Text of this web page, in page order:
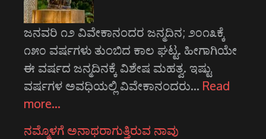
ಜನವರಿ ೧೨ ವಿವೇಕಾನಂದರ ಜನ್ಮದಿನ; ೨೦೧೩ಕ್ಕೆ
೧೫೦ ವರ್ಷಗಳು ತುಂಬಿದ ಕಾಲ ಘಟ್ಟ. ಹೀಗಾಗಿಯೇ
ಈ ವರ್ಷದ ಜನ್ಮದಿನಕ್ಕೆ ವಿಶೇಷ ಮಹತ್ವ. ಇಷ್ಟು
ವರ್ಷಗಳ ಅವಧಿಯಲ್ಲಿ ವಿವೇಕಾನಂದರು… Read
more…
ನಮ್ಮೊಳಗೆ ಅನಾಥರಾಗುತ್ತಿರುವ ನಾವು